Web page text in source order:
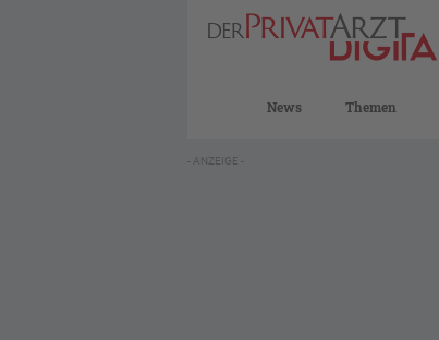
News Themen
- ANZEIGE -